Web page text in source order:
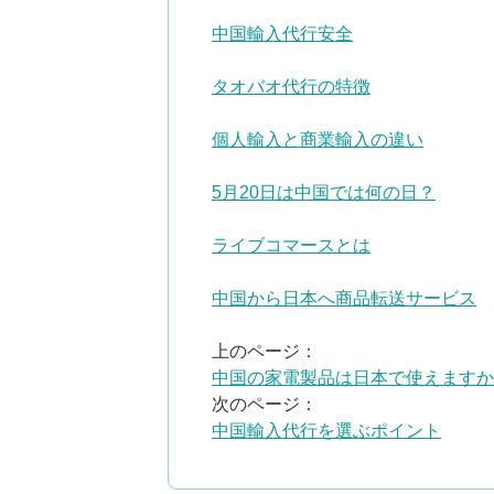
中国輸入代行安全
タオバオ代行の特徴
個人輸入と商業輸入の違い
5月20日は中国では何の日？
ライブコマースとは
中国から日本へ商品転送サービス
上のページ：
中国の家電製品は日本で使えます
次のページ：
中国輸入代行を選ぶポイント